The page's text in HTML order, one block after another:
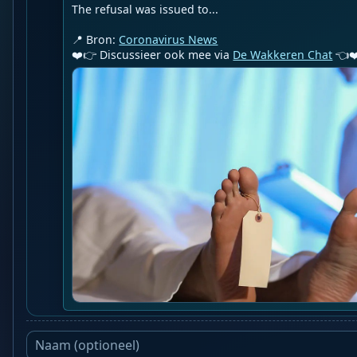
The refusal was issued to...
📍 Bron: Coronavirus News
❤️👉 Discussieer ook mee via De Wakkeren Chat